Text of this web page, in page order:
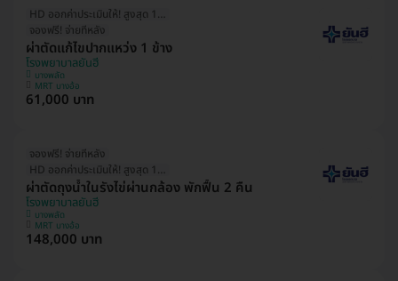
HD ออกค่าประเมินให้! สูงสุด 1500 บ.
จองฟรี! จ่ายทีหลัง
ผ่าตัดแก้ไขปากแหว่ง 1 ข้าง
โรงพยาบาลยันฮี
บางพลัด
MRT บางอ้อ
61,000 บาท
จองฟรี! จ่ายทีหลัง
HD ออกค่าประเมินให้! สูงสุด 1500 บ.
ผ่าตัดถุงน้ำในรังไข่ผ่านกล้อง พักฟื้น 2 คืน
โรงพยาบาลยันฮี
บางพลัด
MRT บางอ้อ
148,000 บาท